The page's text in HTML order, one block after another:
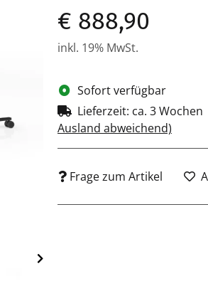
Möbelrollen. + Tafelgröße:
€ 888,90
inkl. 19% MwSt.
Sofort verfügbar
Lieferzeit: ca. 3 Wochen
Ausland abweichend)
Frage zum Artikel